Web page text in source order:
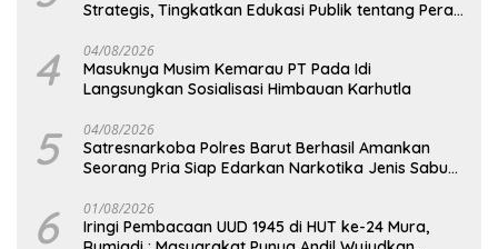
Strategis, Tingkatkan Edukasi Publik tentang Peran
4 04/08/2026
Masuknya Musim Kemarau PT Pada Idi
Langsungkan Sosialisasi Himbauan Karhutla
5 04/08/2026
Satresnarkoba Polres Barut Berhasil Amankan
Seorang Pria Siap Edarkan Narkotika Jenis Sabu
6 01/08/2026
Iringi Pembacaan UUD 1945 di HUT ke-24 Mura,